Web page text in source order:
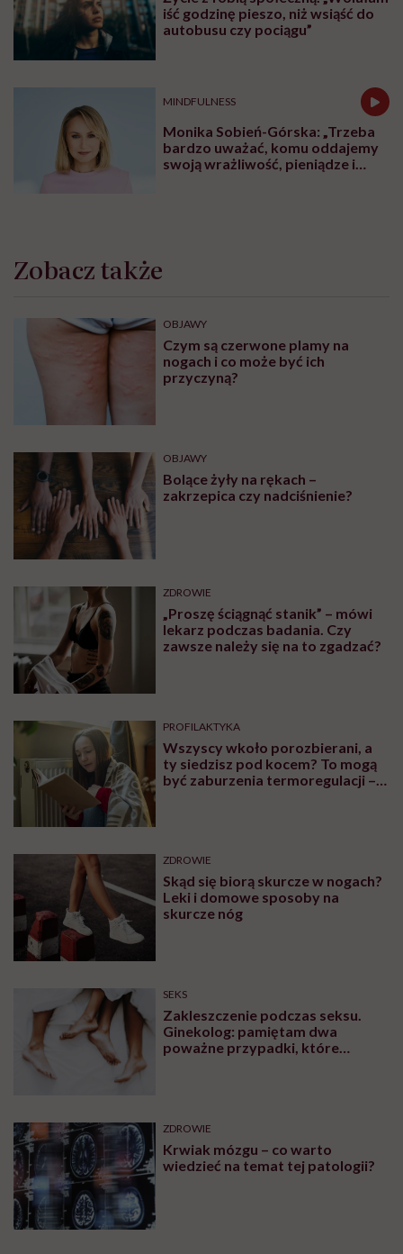
iść godzinę pieszo, niż wsiąść do
autobusu czy pociągu”
MINDFULNESS
Monika Sobień-Górska: „Trzeba
bardzo uważać, komu oddajemy
swoją wrażliwość, pieniądze i
Zobacz także
OBJAWY
Czym są czerwone plamy na
nogach i co może być ich
przyczyną?
OBJAWY
Bolące żyły na rękach –
zakrzepica czy nadciśnienie?
ZDROWIE
„Proszę ściągnąć stanik” – mówi
lekarz podczas badania. Czy
zawsze należy się na to zgadzać?
PROFILAKTYKA
Wszyscy wkoło porozbierani, a
ty siedzisz pod kocem? To mogą
być zaburzenia termoregulacji –
ZDROWIE
Skąd się biorą skurcze w nogach?
Leki i domowe sposoby na
skurcze nóg
SEKS
Zakleszczenie podczas seksu.
Ginekolog: pamiętam dwa
poważne przypadki, które
ZDROWIE
Krwiak mózgu – co warto
wiedzieć na temat tej patologii?